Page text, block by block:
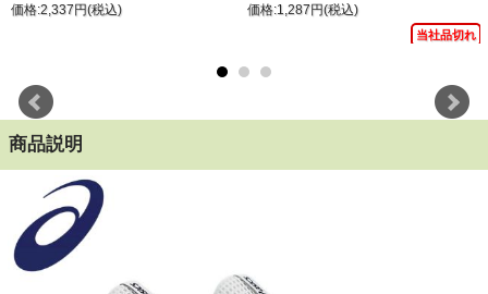
価格:2,337円(税込) 価格:1,287円(税込)
当社品切れ
商品説明